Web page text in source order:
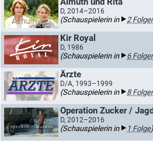
D, 2014–2016
(Schauspielerin in 2
Kir Royal
D, 1986
(Schauspielerin in 6
Ärzte
D/A, 1993–1999
(Schauspielerin in 8
Operation Zucker /
D, 2012–2016
(Schauspielerin in 1 Folge)